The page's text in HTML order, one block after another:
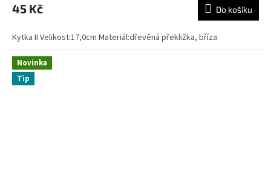
45 Kč Do košíku
Kytka II Velikost:17,0cm Materiál:dřevěná překližka, bříza
Novinka
Tip